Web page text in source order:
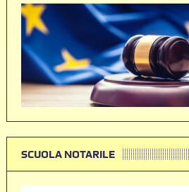
SCUOLA NOTARILE